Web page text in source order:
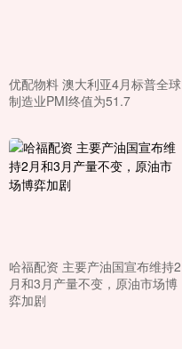
优配物料 澳大利亚4月标普全球
制造业PMI终值为51.7
哈福配资 主要产油国宣布维持2
月和3月产量不变，原油市场博
弈加剧